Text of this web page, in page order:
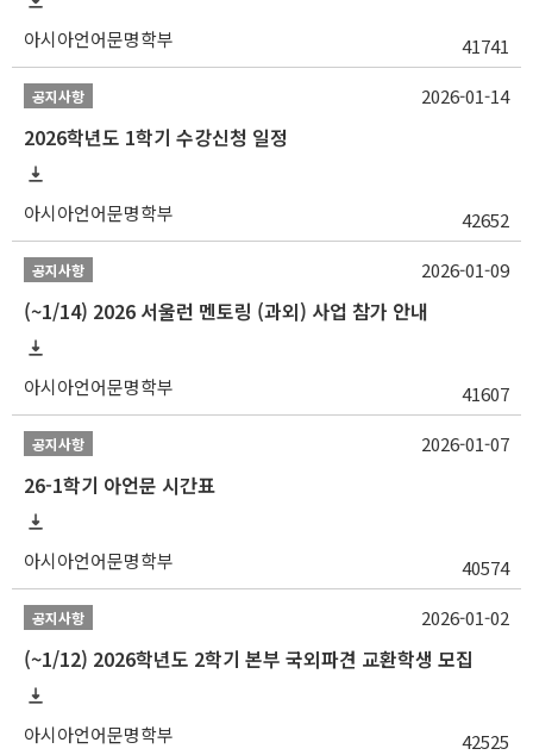
아시아언어문명학부 41741
공지사항
2026학년도 1학기 수강신청 일정
아시아언어문명학부 42652
2026-01-14
공지사항
(~1/14) 2026 서울런 멘토링 (과외) 사업 참가 안내
아시아언어문명학부 41607
2026-01-09
공지사항
26-1학기 아언문 시간표
아시아언어문명학부 40574
2026-01-07
공지사항
(~1/12) 2026학년도 2학기 본부 국외파견 교환학생 모집
아시아언어문명학부 42525
2026-01-02